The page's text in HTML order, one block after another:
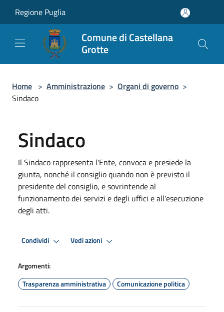
Regione Puglia
Comune di Castellana
Grotte
Home > Amministrazione > Organi di governo >
Sindaco
Sindaco
Il Sindaco rappresenta l'Ente, convoca e presiede la
giunta, nonché il consiglio quando non è previsto il
presidente del consiglio, e sovrintende al
funzionamento dei servizi e degli uffici e all'esecuzione
degli atti.
Condividi Vedi azioni
Argomenti:
Trasparenza amministrativa
Comunicazione politica